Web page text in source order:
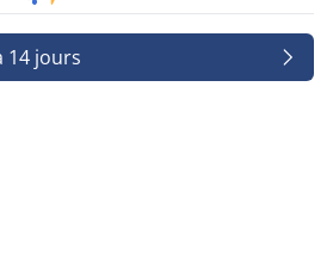
14 jours